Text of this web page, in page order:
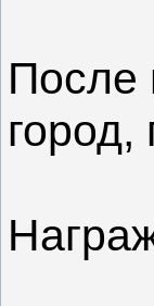
После
город,